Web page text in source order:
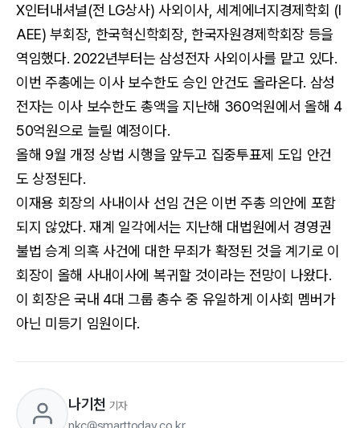
X인터내셔널(전 LG상사) 사외이사, 세계에너지경제학회 (I
AEE) 부회장, 한국혁신학회장, 한국자원경제학회장 등을
역임했다. 2022년부터는 삼성전자 사외이사를 맡고 있다.
이번 주총에는 이사 보수한도 승인 안건도 올라온다. 삼성
전자는 이사 보수한도 총액을 지난해 360억원에서 올해 4
50억원으로 늘릴 예정이다.
올해 9월 개정 상법 시행을 앞두고 집중투표제 도입 안건
도 상정된다.
이재용 회장의 사내이사 선임 건은 이번 주총 의안에 포함
되지 않았다. 재계 일각에서는 지난해 대법원에서 경영권
불법 승계 의혹 사건에 대한 무죄가 확정된 것을 계기로 이
회장이 올해 사내이사에 복귀할 것이라는 전망이 나왔다.
이 회장은 국내 4대 그룹 총수 중 유일하게 이사회 멤버가
아닌 미등기 임원이다.
나기천 기자